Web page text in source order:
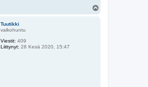
Tuutikki
valkohuntu
Viestit: 409
Liittynyt: 28 Kesä 2020, 15:47